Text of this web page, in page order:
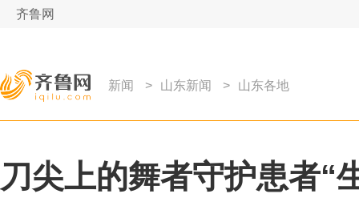
齐鲁网
新闻 > 山东新闻 > 山东各地
刀尖上的舞者守护患者“